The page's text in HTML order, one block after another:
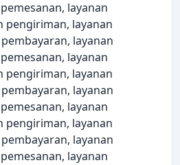
layanan
pengiriman, layanan
layanan
layanan
pengiriman, layanan
layanan
layanan
pengiriman, layanan
layanan
layanan